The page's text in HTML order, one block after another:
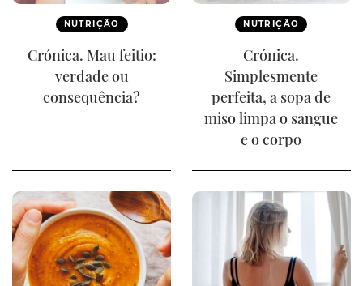
NUTRIÇÃO
Crónica. Mau feitio:
verdade ou
consequência?
NUTRIÇÃO
Crónica.
Simplesmente
perfeita, a sopa de
miso limpa o sangue
e o corpo